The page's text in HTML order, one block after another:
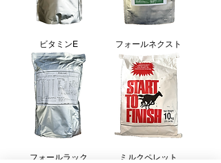
ビタミンE フォールネクスト
フォールラック
ミルクペレット